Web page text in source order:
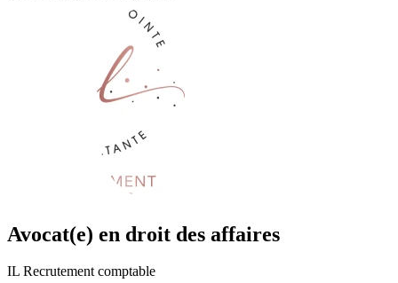
Avocat(e) en droit des affaires
IL Recrutement comptable